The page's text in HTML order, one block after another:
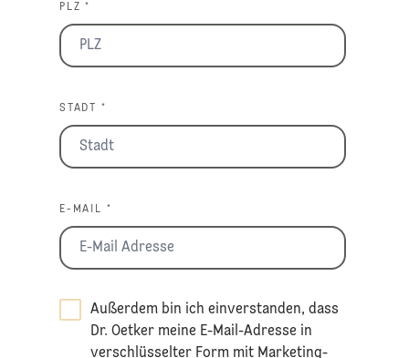
PLZ *
STADT *
E-MAIL *
Außerdem bin ich einverstanden, dass
Dr. Oetker meine E-Mail-Adresse in
verschlüsselter Form mit Marketing-